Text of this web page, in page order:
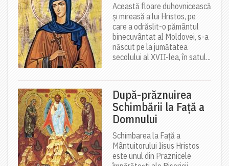
Această floare duhovnicească
și mireasă a lui Hristos, pe
care a odrăslit-o pământul
binecuvântat al Moldovei, s-a
născut pe la jumătatea
secolului al XVII-lea, în satul...
După-prăznuirea
Schimbării la Față a
Domnului
Schimbarea la Față a
Mântuitorului Iisus Hristos
este unul din Praznicele